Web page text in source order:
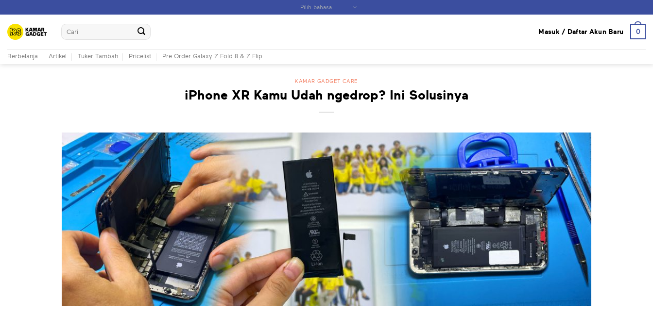
content
Search
for:
Masuk / Daftar Akun Baru 0
Berbelanja Artikel Tuker Tambah Pricelist Pre Order Galaxy Z Fold 8 & Z Flip
KAMAR GADGET CARE
iPhone XR Kamu Udah ngedrop? Ini Solusinya